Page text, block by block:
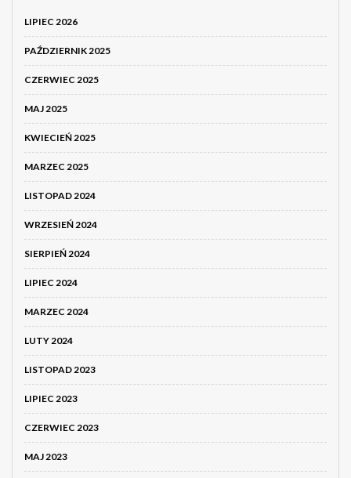
LIPIEC 2026
PAŹDZIERNIK 2025
CZERWIEC 2025
MAJ 2025
KWIECIEŃ 2025
MARZEC 2025
LISTOPAD 2024
WRZESIEŃ 2024
SIERPIEŃ 2024
LIPIEC 2024
MARZEC 2024
LUTY 2024
LISTOPAD 2023
LIPIEC 2023
CZERWIEC 2023
MAJ 2023